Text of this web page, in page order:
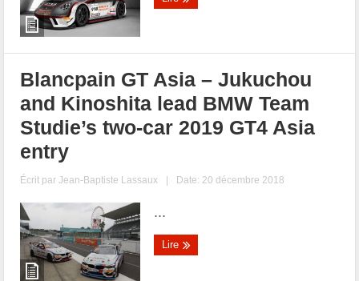
Blancpain GT Asia – Jukuchou
and Kinoshita lead BMW Team
Studie’s two-car 2019 GT4 Asia
entry
Écrit parJean-Baptiste Lassaux | Date: 20 décembre 2018
...
Lire